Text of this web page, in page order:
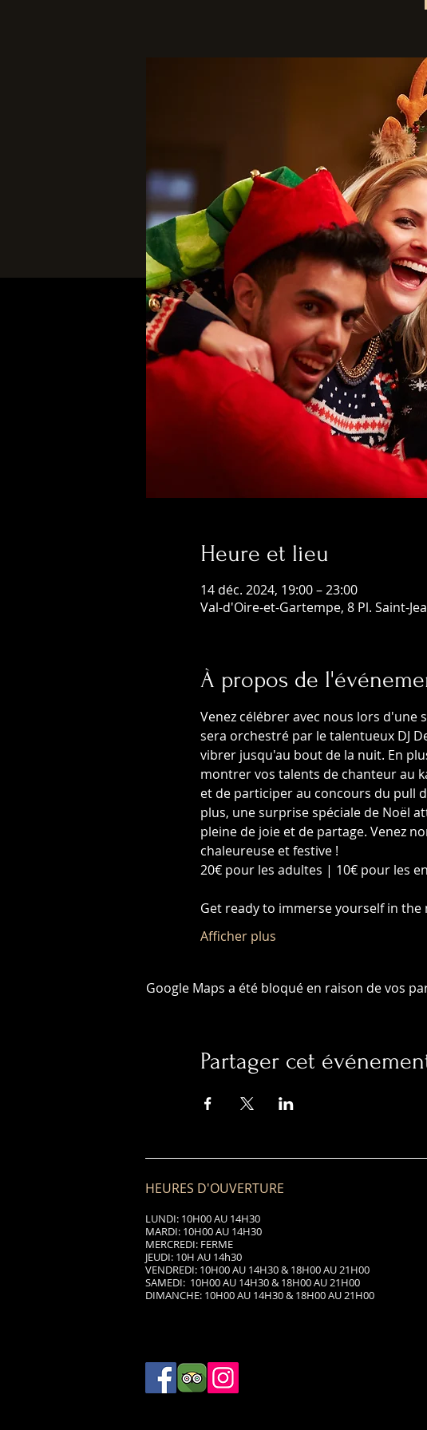
Heure et lieu
14 déc. 2024, 19:00 – 23:00
Val-d'Oire-et-Gartempe, 8 Pl. Saint-
À propos de
Venez célébrer avec nous lors
sera orchestré par le talentueux DJ
vibrer jusqu'au bout de la nuit. En
montrer vos talents de chanteur au
et de participer au concours du pull
plus, une surprise spéciale de Noël
pleine de joie et de partage. Venez
chaleureuse et festive !
20€ pour les adultes | 10€ pour les
Get ready to immerse yourself in
Afficher plus
Google Maps a été bloqué en raison de vos
Partager cet
HEURES D'OUVERTURE
LUNDI: 10H00 AU 14H30
MARDI: 10H00 AU 14H30
MERCREDI: FERME
JEUDI: 10H AU 14h30
VENDREDI: 10H00 AU 14H30 & 18H00 AU 21H00
SAMEDI: 10H00 AU 14H30 & 18H00 AU 21H00
DIMANCHE: 10H00 AU 14H30 & 18H00 AU 21H00